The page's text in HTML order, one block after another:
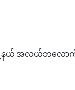
ြို့နယ် အလယ်ဘလော